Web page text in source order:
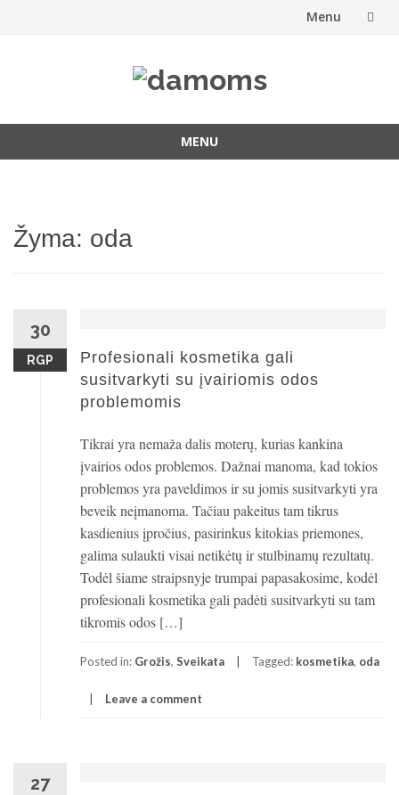
Menu
MENU
Žyma: oda
30
RGP
Profesionali kosmetika gali
susitvarkyti su įvairiomis odos
problemomis
Tikrai yra nemaža dalis moterų, kurias kankina
įvairios odos problemos. Dažnai manoma, kad tokios
problemos yra paveldimos ir su jomis susitvarkyti yra
beveik neįmanoma. Tačiau pakeitus tam tikrus
kasdienius įpročius, pasirinkus kitokias priemones,
galima sulaukti visai netikėtų ir stulbinamų rezultatų.
Todėl šiame straipsnyje trumpai papasakosime, kodėl
profesionali kosmetika gali padėti susitvarkyti su tam
tikromis odos […]
Posted in: Grožis, Sveikata Tagged: kosmetika, oda
Leave a comment
27